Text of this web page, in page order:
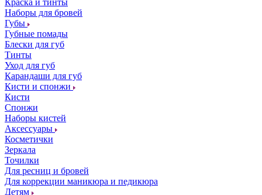
Краска и тинты
Наборы для бровей
Губы
Губные помады
Блески для губ
Тинты
Уход для губ
Карандаши для губ
Кисти и спонжи
Кисти
Спонжи
Наборы кистей
Аксессуары
Косметички
Зеркала
Точилки
Для ресниц и бровей
Для коррекции маникюра и педикюра
Детям